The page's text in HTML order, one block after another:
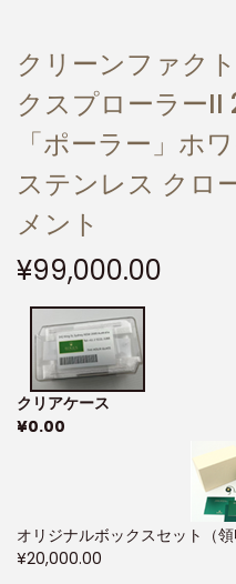
クリーンファク
クスプローラー
「ポーラー」ホ
ステンレス クロ
メント
¥99,000.00
クリアケース
¥0.00
オリジナルボックスセット（領
¥20,000.00